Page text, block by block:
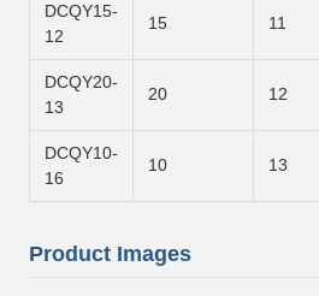
DCQY15-
12
15 11
DCQY20-
13
20 12
DCQY10-
16
10 13
Product Images